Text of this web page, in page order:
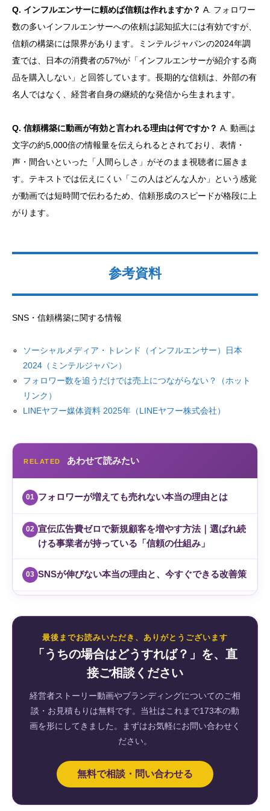
Q. インフルエンサーに頼めば信頼は作れますか？ A. フォロワー
数の多いインフルエンサーへの依頼は認知拡大には有効ですが、
信頼の構築には限界があります。ミンテルジャパンの2024年調
査では、日本の消費者の57%が「インフルエンサーが紹介する商
品を購入しない」と回答しています。長期的な信頼は、外部の有
名人ではなく、経営者自身の継続的な発信から生まれます。
Q. 信頼構築に動画が有効と言われる理由は何ですか？ A. 動画は
文字の約5,000倍の情報量を伝えられるとされており、表情・
声・間合いといった「人間らしさ」がそのまま視聴者に届きま
す。テキストでは伝えにくい「この人はどんな人か」という感覚
が動画では短時間で伝わるため、信頼形成のスピードが格段に上
がります。
参考資料
SNS・信頼構築に関する情報
ソーシャルメディア・トレンド（インフルエンサー）日本
2024（ミンテルジャパン）
フォロワー数を追うだけでは売上につながらない？（ホット
リンク）
LINEヤフー媒体資料 2025年（LINEヤフー株式会社）
RELATED あわせて読みたい
01 フォロワーが増えても売れない本当の理由とは
02 宣伝広告費ゼロで新規顧客を増やす方法｜選ばれ続
ける事業者が持っている「信頼の仕組み」
03 SNSが伸びない本当の理由と、今すぐできる改善策
最後までお読みいただき、ありがとうございます
「うちの場合はどうすれば？」を、直
接ご相談ください
経営者ストーリー動画やブランディングについてのご相
談・お見積もりは無料です。当社はこれまで173本の動
画を形にしてきました。まずはお気軽にお問い合わせく
ださい。
無料で相談・問い合わせる